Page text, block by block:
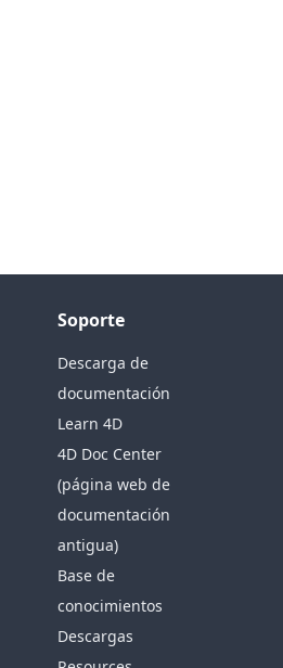
Soporte
Descarga de
documentación
Learn 4D
4D Doc Center
(página web de
documentación
antigua)
Base de
conocimientos
Descargas